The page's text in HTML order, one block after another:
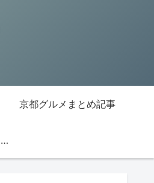
京都グルメまとめ記事
Hide Ads for Premium Members